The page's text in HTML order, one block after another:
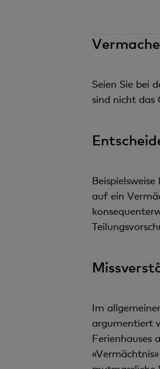
Seien Sie bei
sind nicht das
auf ein
Im
argumentiert
Ferienhauses